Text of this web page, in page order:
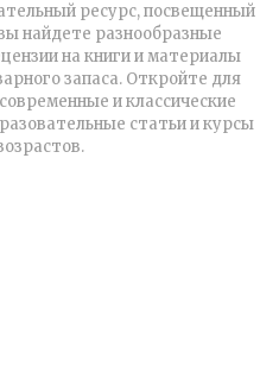
ресурс, посвещенный
найдете разнообразные
на книги и материалы
запаса. Откройте для
и классические
статьи и курсы